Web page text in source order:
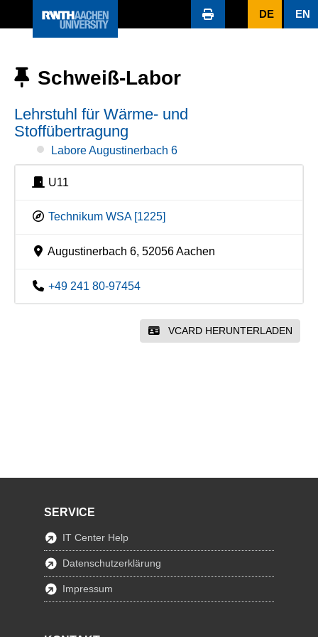
DE EN
Schweiß-Labor
Lehrstuhl für Wärme- und
Stoffübertragung
Labore Augustinerbach 6
U11
Technikum WSA [1225]
Augustinerbach 6, 52056 Aachen
+49 241 80-97454
VCARD HERUNTERLADEN
SERVICE
IT Center Help
Datenschutzerklärung
Impressum